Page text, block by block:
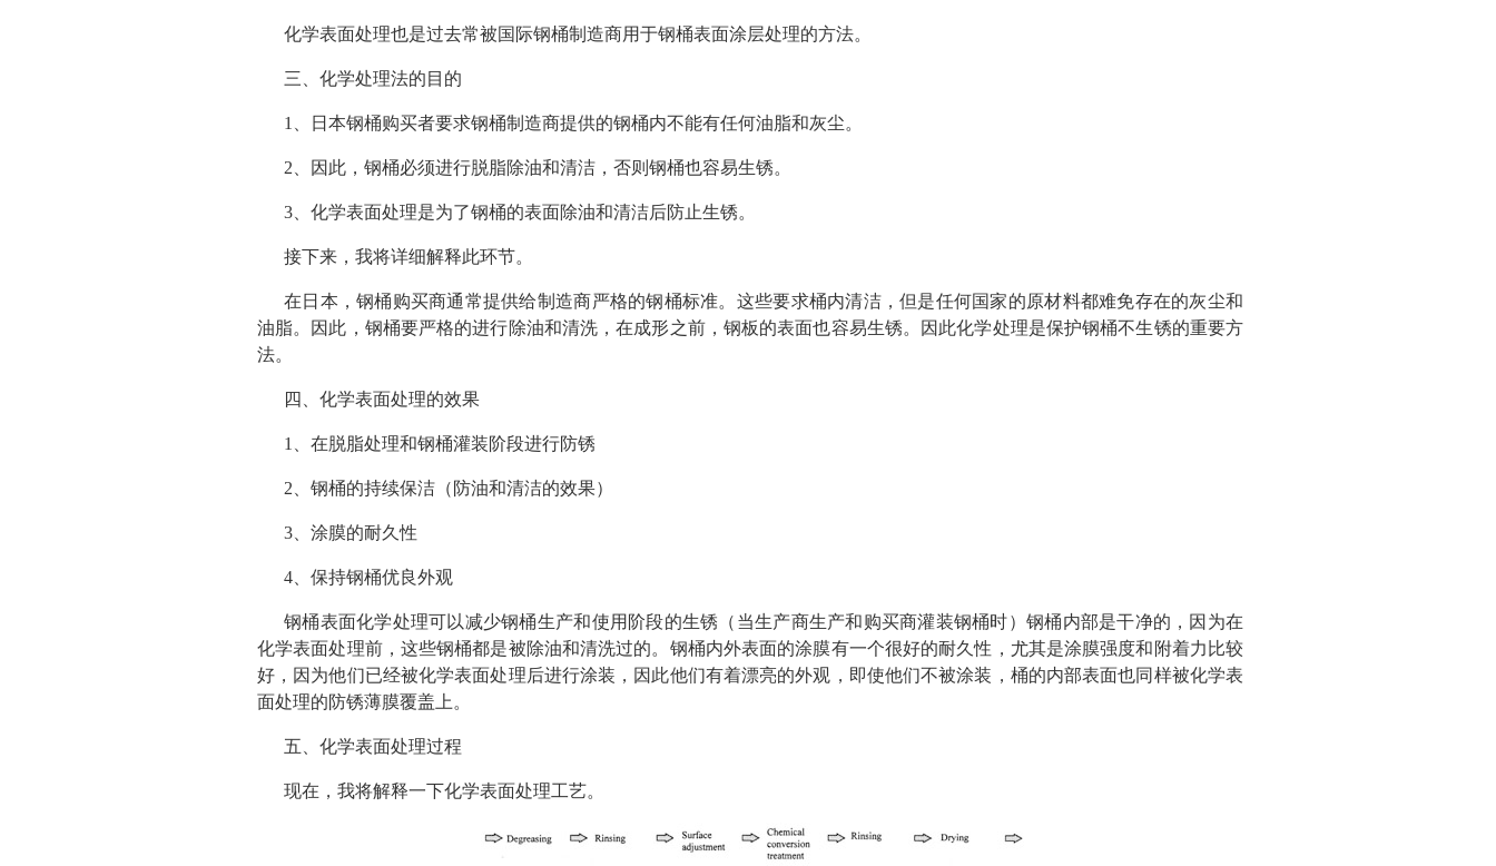
化学表面处理也是过去常被国际钢桶制造商用于钢桶表面涂层处理的方法。
三、化学处理法的目的
1、日本钢桶购买者要求钢桶制造商提供的钢桶内不能有任何油脂和灰尘。
2、因此，钢桶必须进行脱脂除油和清洁，否则钢桶也容易生锈。
3、化学表面处理是为了钢桶的表面除油和清洁后防止生锈。
接下来，我将详细解释此环节。
在日本，钢桶购买商通常提供给制造商严格的钢桶标准。这些要求桶内清洁，但是任何国家的原材料都难免存在的灰尘和
油脂。因此，钢桶要严格的进行除油和清洗，在成形之前，钢板的表面也容易生锈。因此化学处理是保护钢桶不生锈的重要方
法。
四、化学表面处理的效果
1、在脱脂处理和钢桶灌装阶段进行防锈
2、钢桶的持续保洁（防油和清洁的效果）
3、涂膜的耐久性
4、保持钢桶优良外观
钢桶表面化学处理可以减少钢桶生产和使用阶段的生锈（当生产商生产和购买商灌装钢桶时）钢桶内部是干净的，因为在
化学表面处理前，这些钢桶都是被除油和清洗过的。钢桶内外表面的涂膜有一个很好的耐久性，尤其是涂膜强度和附着力比较
好，因为他们已经被化学表面处理后进行涂装，因此他们有着漂亮的外观，即使他们不被涂装，桶的内部表面也同样被化学表
面处理的防锈薄膜覆盖上。
五、化学表面处理过程
现在，我将解释一下化学表面处理工艺。